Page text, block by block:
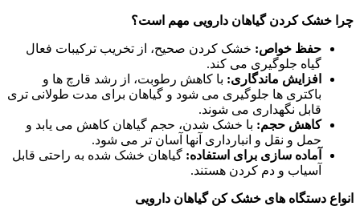
چرا خشک کردن گیاهان دارویی مهم است؟
حفظ خواص: خشک کردن صحیح، از تخریب ترکیبات فعال
گیاه جلوگیری می کند.
افزایش ماندگاری: با کاهش رطوبت، از رشد قارچ ها و
باکتری ها جلوگیری می شود و گیاهان برای مدت طولانی تری
قابل نگهداری می شوند.
کاهش حجم: با خشک شدن، حجم گیاهان کاهش می یابد و
حمل و نقل و انبارداری آنها آسان تر می شود.
آماده سازی برای استفاده: گیاهان خشک شده به راحتی قابل
آسیاب و دم کردن هستند.
انواع دستگاه های خشک کن گیاهان دارویی